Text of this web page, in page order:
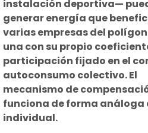
instalación deportiva—
generar energía que
varias empresas del
una con su propio
participación fijado en el
autoconsumo colectivo. El
mecanismo de
funciona de forma análoga
individual.